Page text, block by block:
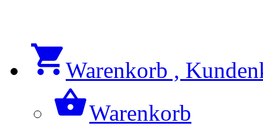
Warenkorb ,
Warenkorb